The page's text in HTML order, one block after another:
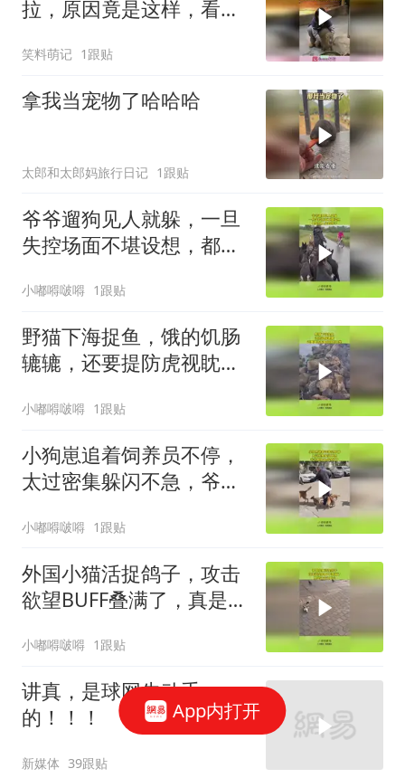
拉，原因竟是这样，看其
笑料萌记 1跟贴
拿我当宠物了哈哈哈
太郎和太郎妈旅行日记 1跟贴
爷爷遛狗见人就躲，一旦
失控场面不堪设想，都是
小嘟嘚啵嘚 1跟贴
野猫下海捉鱼，饿的饥肠
辘辘，还要提防虎视眈眈
小嘟嘚啵嘚 1跟贴
小狗崽追着饲养员不停，
太过密集躲闪不急，爷爷
小嘟嘚啵嘚 1跟贴
外国小猫活捉鸽子，攻击
欲望BUFF叠满了，真是又
小嘟嘚啵嘚 1跟贴
讲真，是球网先动手
的！！！
新媒体 39跟贴
App内打开